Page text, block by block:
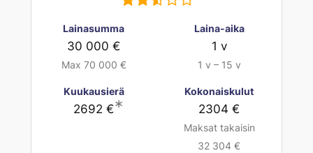
Lainasumma
30 000 €
Max 70 000 €
Laina-aika
1 v
1 v – 15 v
Kuukausierä
2692 €∗
Kokonaiskulut
2304 €
Maksat takaisin
32 304 €